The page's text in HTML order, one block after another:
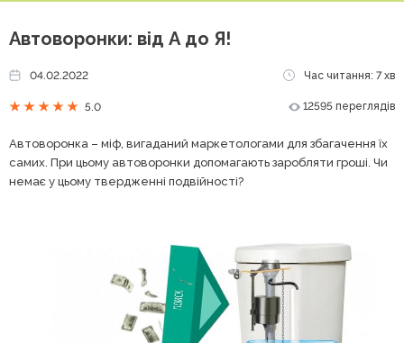
Автоворонки: від А до Я!
04.02.2022 Час читання: 7 хв
5.0 12595 переглядів
Автоворонка – міф, вигаданий маркетологами для збагачення їх
самих. При цьому автоворонки допомагають заробляти гроші. Чи
немає у цьому твердженні подвійності?